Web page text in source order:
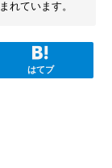
れています。
はてブ